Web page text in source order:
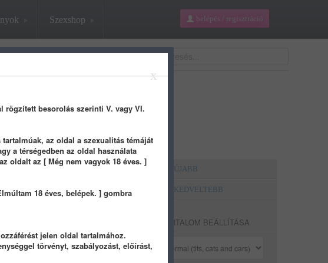
Szexshop belépés / regisztráció
jelenlegi listázási mód:
LEGÚJABB
LEGKEDVELTEBB
TARTALOM BEÁLLÍTÁSA
X
rögzített besorolás szerinti V. vagy VI.
az oldal a szexualitás témáját
a térségedben az oldal használata
oldalt az [ Még nem vagyok 18 éves. ]
18 éves, belépek. ] gombra
jelen oldal tartalmához.
törvényt, szabályozást, előírást,